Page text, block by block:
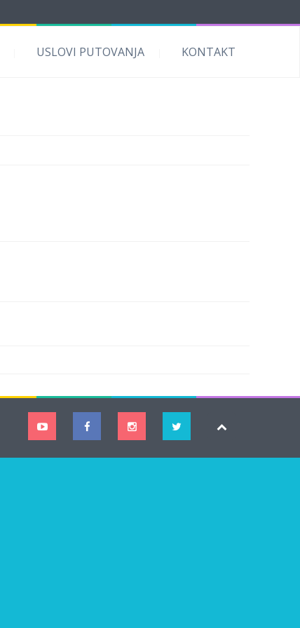
USLOVI PUTOVANJA KONTAKT